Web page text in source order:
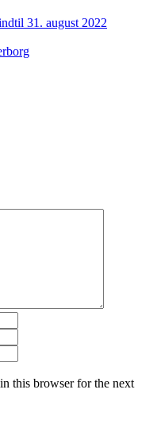
31. august 2022
this browser for the next